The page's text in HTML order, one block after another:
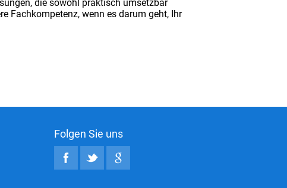
die sowohl praktisch umsetzbar
Fachkompetenz, wenn es darum geht, Ihr
Folgen Sie uns